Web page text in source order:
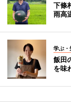
下條
雨高
学ぶ・
飯田
を味